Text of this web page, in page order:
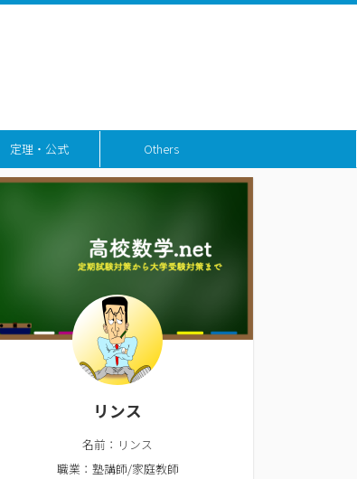
定理・公式 Others
リンス
名前：リンス
職業：塾講師/家庭教師